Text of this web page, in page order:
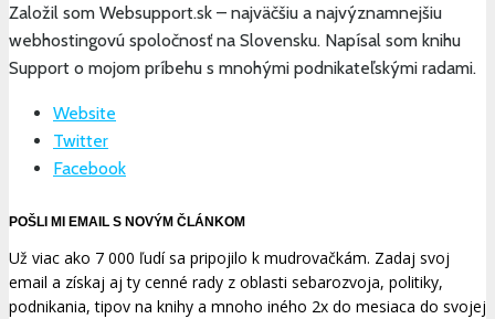
Založil som Websupport.sk – najväčšiu a najvýznamnejšiu
webhostingovú spoločnosť na Slovensku. Napísal som knihu
Support o mojom príbehu s mnohými podnikateľskými radami.
Website
Twitter
Facebook
POŠLI MI EMAIL S NOVÝM ČLÁNKOM
Už viac ako 7 000 ľudí sa pripojilo k mudrovačkám. Zadaj svoj
email a získaj aj ty cenné rady z oblasti sebarozvoja, politiky,
podnikania, tipov na knihy a mnoho iného 2x do mesiaca do svojej